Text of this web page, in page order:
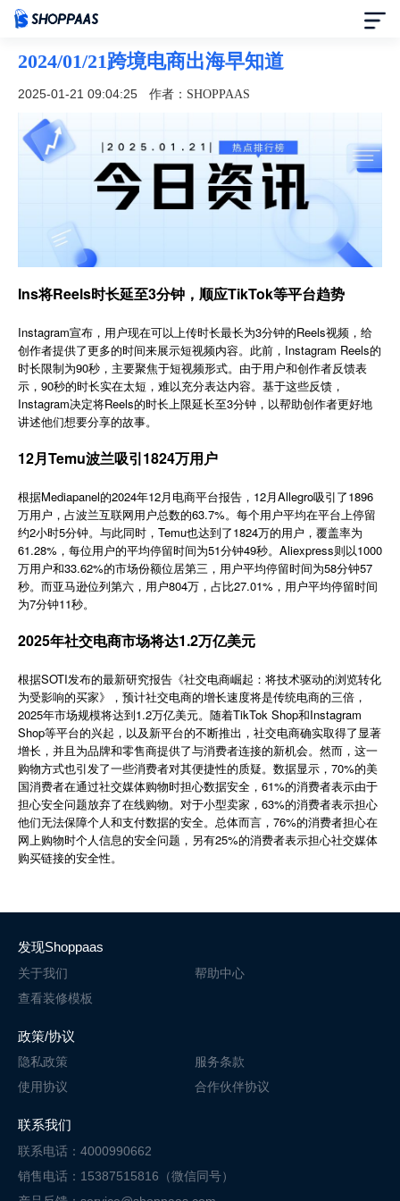
首页
定价
模板中心
合作伙伴
了解我们
简体中文
2024/01/21跨境电商出海早知道
2025-01-21 09:04:25 作者：SHOPPAAS
Ins将Reels时长延至3分钟，顺应TikTok等平台趋势
Instagram宣布，用户现在可以上传时长最长为3分钟的Reels视频，给
创作者提供了更多的时间来展示短视频内容。此前，Instagram Reels的
时长限制为90秒，主要聚焦于短视频形式。由于用户和创作者反馈表
示，90秒的时长实在太短，难以充分表达内容。基于这些反馈，
Instagram决定将Reels的时长上限延长至3分钟，以帮助创作者更好地
讲述他们想要分享的故事。
12月Temu波兰吸引1824万用户
根据Mediapanel的2024年12月电商平台报告，12月Allegro吸引了1896
万用户，占波兰互联网用户总数的63.7%。每个用户平均在平台上停留
约2小时5分钟。与此同时，Temu也达到了1824万的用户，覆盖率为
61.28%，每位用户的平均停留时间为51分钟49秒。Aliexpress则以1000
万用户和33.62%的市场份额位居第三，用户平均停留时间为58分钟57
秒。而亚马逊位列第六，用户804万，占比27.01%，用户平均停留时间
为7分钟11秒。
2025年社交电商市场将达1.2万亿美元
根据SOTI发布的最新研究报告《社交电商崛起：将技术驱动的浏览转化
为受影响的买家》，预计社交电商的增长速度将是传统电商的三倍，
2025年市场规模将达到1.2万亿美元。随着TikTok Shop和Instagram
Shop等平台的兴起，以及新平台的不断推出，社交电商确实取得了显著
增长，并且为品牌和零售商提供了与消费者连接的新机会。然而，这一
购物方式也引发了一些消费者对其便捷性的质疑。数据显示，70%的美
国消费者在通过社交媒体购物时担心数据安全，61%的消费者表示由于
担心安全问题放弃了在线购物。对于小型卖家，63%的消费者表示担心
他们无法保障个人和支付数据的安全。总体而言，76%的消费者担心在
网上购物时个人信息的安全问题，另有25%的消费者表示担心社交媒体
购买链接的安全性。
发现Shoppaas
关于我们
帮助中心
查看装修模板
政策/协议
隐私政策
服务条款
使用协议
合作伙伴协议
联系我们
联系电话：4000990662
销售电话：15387515816（微信同号）